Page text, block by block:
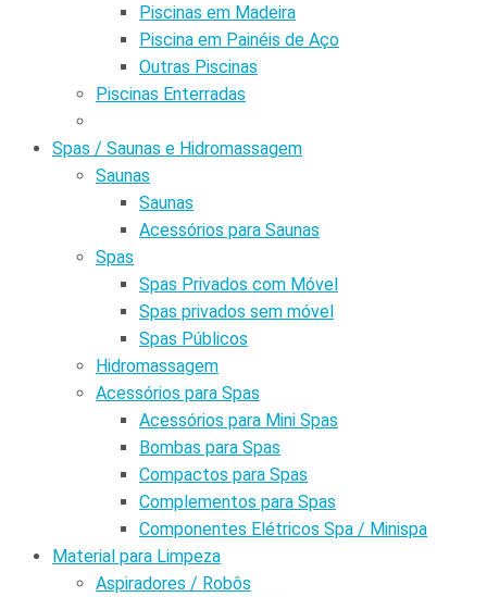
Piscinas em Madeira
Piscina em Painéis de Aço
Outras Piscinas
Piscinas Enterradas
Spas / Saunas e Hidromassagem
Saunas
Saunas
Acessórios para Saunas
Spas
Spas Privados com Móvel
Spas privados sem móvel
Spas Públicos
Hidromassagem
Acessórios para Spas
Acessórios para Mini Spas
Bombas para Spas
Compactos para Spas
Complementos para Spas
Componentes Elétricos Spa / Minispa
Material para Limpeza
Aspiradores / Robôs